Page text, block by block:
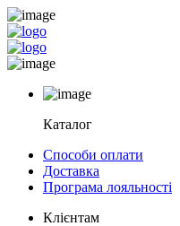
Каталог
Способи оплати
Доставка
Програма лояльності
Клієнтам